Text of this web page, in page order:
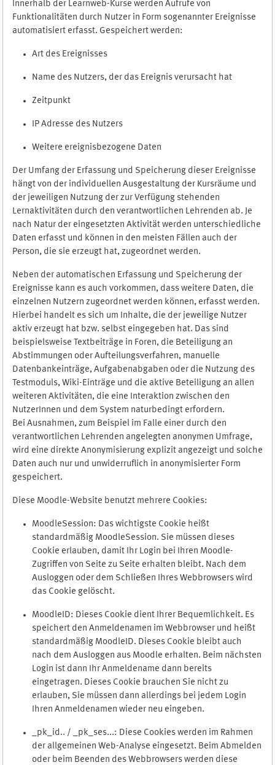
Innerhalb der Learnweb-Kurse werden Aufrufe von
Funktionalitäten durch Nutzer in Form sogenannter Ereignisse
automatisiert erfasst. Gespeichert werden:
Art des Ereignisses
Name des Nutzers, der das Ereignis verursacht hat
Zeitpunkt
IP Adresse des Nutzers
Weitere ereignisbezogene Daten
Der Umfang der Erfassung und Speicherung dieser Ereignisse
hängt von der individuellen Ausgestaltung der Kursräume und
der jeweiligen Nutzung der zur Verfügung stehenden
Lernaktivitäten durch den verantwortlichen Lehrenden ab. Je
nach Natur der eingesetzten Aktivität werden unterschiedliche
Daten erfasst und können in den meisten Fällen auch der
Person, die sie erzeugt hat, zugeordnet werden.
Neben der automatischen Erfassung und Speicherung der
Ereignisse kann es auch vorkommen, dass weitere Daten, die
einzelnen Nutzern zugeordnet werden können, erfasst werden.
Hierbei handelt es sich um Inhalte, die der jeweilige Nutzer
aktiv erzeugt hat bzw. selbst eingegeben hat. Das sind
beispielsweise Textbeiträge in Foren, die Beteiligung an
Abstimmungen oder Aufteilungsverfahren, manuelle
Datenbankeinträge, Aufgabenabgaben oder die Nutzung des
Testmoduls, Wiki-Einträge und die aktive Beteiligung an allen
weiteren Aktivitäten, die eine Interaktion zwischen den
NutzerInnen und dem System naturbedingt erfordern.
Bei Ausnahmen, zum Beispiel im Falle einer durch den
verantwortlichen Lehrenden angelegten anonymen Umfrage,
wird eine direkte Anonymisierung explizit angezeigt und solche
Daten auch nur und unwiderruflich in anonymisierter Form
gespeichert.
Diese Moodle-Website benutzt mehrere Cookies:
MoodleSession: Das wichtigste Cookie heißt
standardmäßig MoodleSession. Sie müssen dieses
Cookie erlauben, damit Ihr Login bei Ihren Moodle-
Zugriffen von Seite zu Seite erhalten bleibt. Nach dem
Ausloggen oder dem Schließen Ihres Webbrowsers wird
das Cookie gelöscht.
MoodleID: Dieses Cookie dient Ihrer Bequemlichkeit. Es
speichert den Anmeldenamen im Webbrowser und heißt
standardmäßig MoodleID. Dieses Cookie bleibt auch
nach dem Ausloggen aus Moodle erhalten. Beim nächsten
Login ist dann Ihr Anmeldename dann bereits
eingetragen. Dieses Cookie brauchen Sie nicht zu
erlauben, Sie müssen dann allerdings bei jedem Login
Ihren Anmeldenamen wieder neu eingeben.
_pk_id.. / _pk_ses...: Diese Cookies werden im Rahmen
der allgemeinen Web-Analyse eingesetzt. Beim Abmelden
oder beim Beenden des Webbrowsers werden diese